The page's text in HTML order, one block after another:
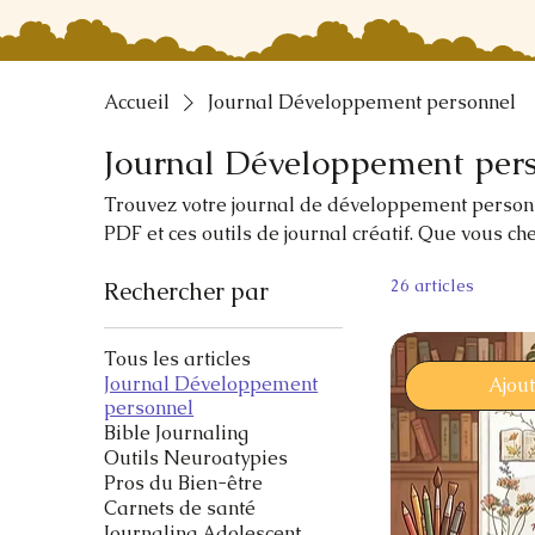
Accueil Journal Développement personnel
Journal Développement
Trouvez votre journal de développement
PDF et ces outils de journal créatif. Que vous
imprimer, chaque outil est conçu pour vous
émotions, votre stress, transformer vos
douce et créative pour avancer pas à pas vers
Rechercher par
Tous les articles
Journal Développement
personnel
Bible Journaling
Outils Neuroatypies
Pros du Bien-être
Carnets de santé
26 articles